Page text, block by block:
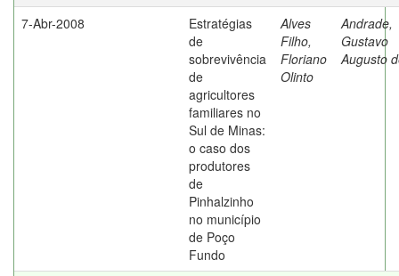
7-Abr-2008
Estratégias
de
sobrevivência
de
agricultores
familiares no
Sul de Minas:
o caso dos
produtores
de
Pinhalzinho
no município
de Poço
Fundo
Alves
Filho,
Floriano
Olinto
Andrade,
Gustavo
Augusto